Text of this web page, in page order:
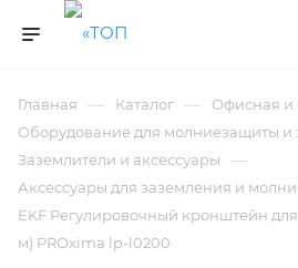
Главная — Каталог — Офисная и
Оборудование для молниезащиты и
Заземлители и аксессуары —
Аксессуары для заземления и
EKF Регулировочный кронштейн
м) PROxima lp-l0200